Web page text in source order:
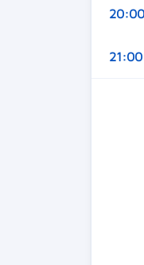
20:00
21:00